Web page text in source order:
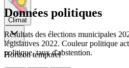
Climat
Horizon temporel
Données politiques
Résultats des élections municipales
législatives 2022. Couleur politique
politique, taux d'abstention.